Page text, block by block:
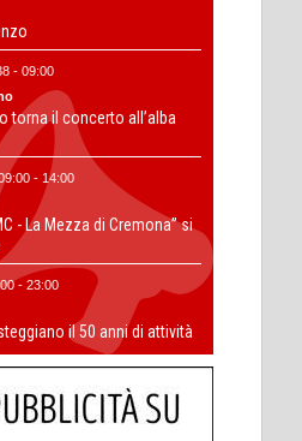
- 09:00
torna il concerto all’alba
- 14:00
- La Mezza di Cremona” si
- 23:00
il 50 anni di attività